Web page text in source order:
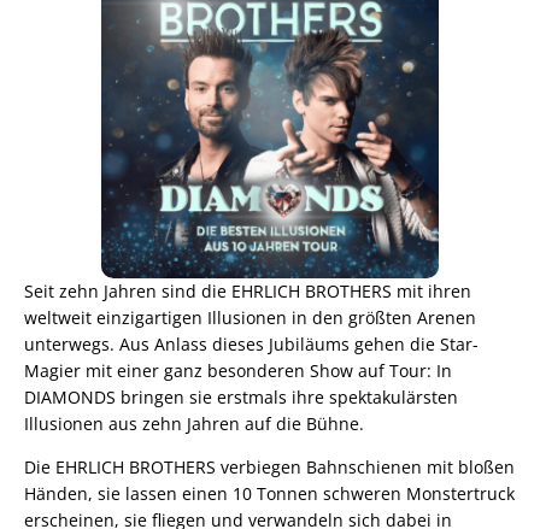
Seit zehn Jahren sind die EHRLICH BROTHERS mit ihren
weltweit einzigartigen Illusionen in den größten Arenen
unterwegs. Aus Anlass dieses Jubiläums gehen die Star-
Magier mit einer ganz besonderen Show auf Tour: In
DIAMONDS bringen sie erstmals ihre spektakulärsten
Illusionen aus zehn Jahren auf die Bühne.
Die EHRLICH BROTHERS verbiegen Bahnschienen mit bloßen
Händen, sie lassen einen 10 Tonnen schweren Monstertruck
erscheinen, sie fliegen und verwandeln sich dabei in